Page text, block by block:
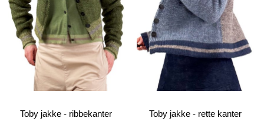
Toby jakke - ribbekanter Toby jakke - rette kanter